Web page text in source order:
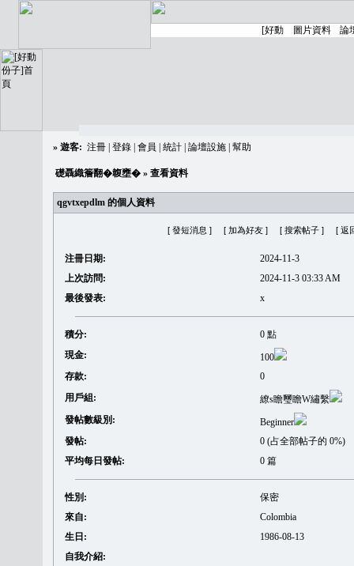
» 遊客: 注冊 登錄 會員 統計 論壇設施 幫助
礎聶織簷翻�䪖壅� » 查看資料
qgvtxepdlm 的個人資料
[ 發短消息 ] [ 加為好友 ] [ 搜索帖子 ] [ 返
注冊日期:
2024-11-3
上次訪問:
2024-11-3 03:33 AM
最後發表:
x
積分:
0 點
現金:
100
存款:
0
用戶組:
繚s瞻璽瞻W繡繫
發帖數級別:
Beginner
發帖:
0 (占全部帖子的 0%)
平均每日發帖:
0 篇
性別:
保密
來自:
Colombia
生日:
1986-08-13
自我介紹: